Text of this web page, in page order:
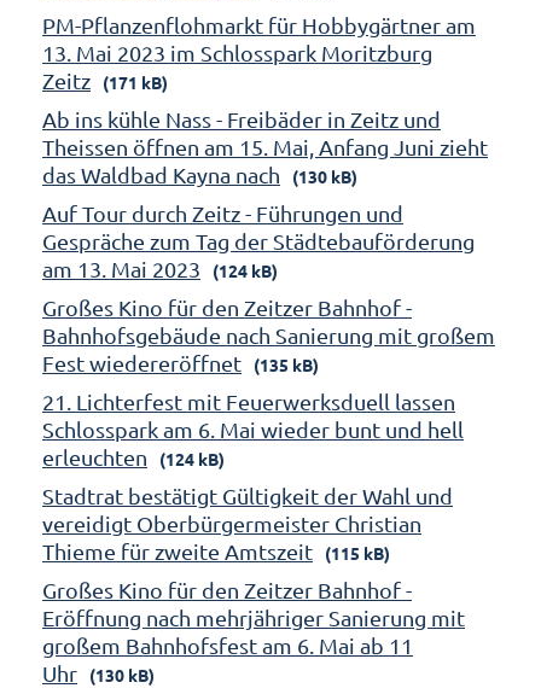
PM-Pflanzenflohmarkt für Hobbygärtner am
13. Mai 2023 im Schlosspark Moritzburg
Zeitz
(171 kB)
Ab ins kühle Nass - Freibäder in Zeitz und
Theissen öffnen am 15. Mai, Anfang Juni zieht
das Waldbad Kayna nach
(130 kB)
Auf Tour durch Zeitz - Führungen und
Gespräche zum Tag der Städtebauförderung
am 13. Mai 2023
(124 kB)
Großes Kino für den Zeitzer Bahnhof -
Bahnhofsgebäude nach Sanierung mit großem
Fest wiedereröffnet
(135 kB)
21. Lichterfest mit Feuerwerksduell lassen
Schlosspark am 6. Mai wieder bunt und hell
erleuchten
(124 kB)
Stadtrat bestätigt Gültigkeit der Wahl und
vereidigt Oberbürgermeister Christian
Thieme für zweite Amtszeit
(115 kB)
Großes Kino für den Zeitzer Bahnhof -
Eröffnung nach mehrjähriger Sanierung mit
großem Bahnhofsfest am 6. Mai ab 11
Uhr
(130 kB)